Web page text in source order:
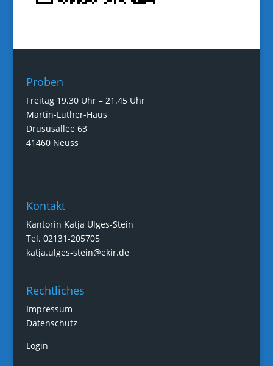
Proben
Freitag 19.30 Uhr – 21.45 Uhr
Martin-Luther-Haus
Drususallee 63
41460 Neuss
Kontakt
Kantorin Katja Ulges-Stein
Tel. 02131-205705
katja.ulges-stein@ekir.de
Rechtliches
Impressum
Datenschutz
Login